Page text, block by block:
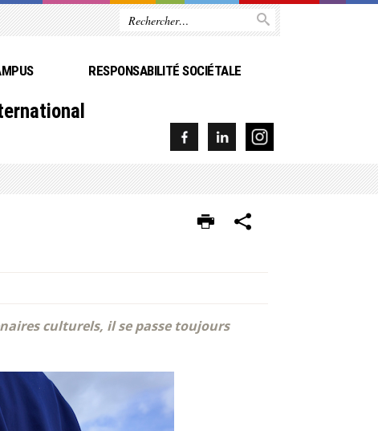
RESPONSABILITÉ SOCIÉTALE
culturels, il se passe toujours